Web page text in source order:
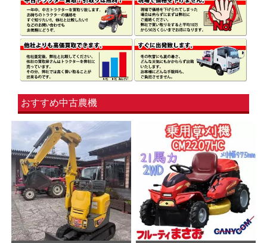
おすすめ中古農機